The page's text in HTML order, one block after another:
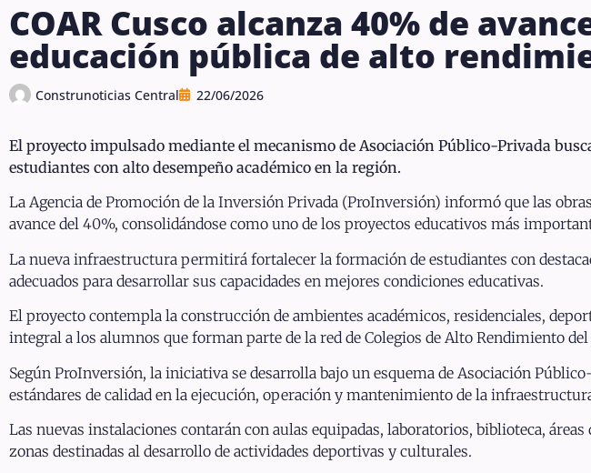
COAR Cusco alcanza 40% de
educación pública de alto
Construnoticias Central 22/06/2026
El proyecto impulsado mediante el mecanismo de Asociación Público-Privada
estudiantes con alto desempeño académico en la región.
La Agencia de Promoción de la Inversión Privada (ProInversión) informó que las
avance del 40%, consolidándose como uno de los proyectos educativos más
La nueva infraestructura permitirá fortalecer la formación de estudiantes con
adecuados para desarrollar sus capacidades en mejores condiciones educativas.
El proyecto contempla la construcción de ambientes académicos, residenciales,
integral a los alumnos que forman parte de la red de Colegios de Alto Rendimiento del
Según ProInversión, la iniciativa se desarrolla bajo un esquema de Asociación
estándares de calidad en la ejecución, operación y mantenimiento de la
Las nuevas instalaciones contarán con aulas equipadas, laboratorios, biblioteca,
zonas destinadas al desarrollo de actividades deportivas y culturales.